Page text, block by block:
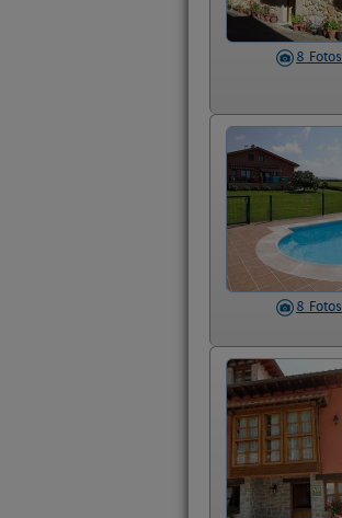
8 Fotos
8 Fotos